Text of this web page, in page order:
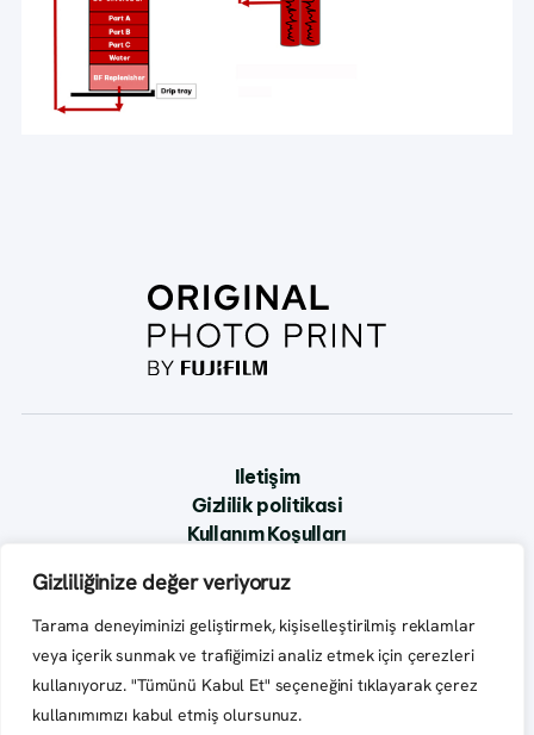
Gizliliğinize değer veriyoruz
Tarama deneyiminizi geliştirmek, kişiselleştirilmiş reklamlar
veya içerik sunmak ve trafiğimizi analiz etmek için çerezleri
kullanıyoruz. "Tümünü Kabul Et" seçeneğini tıklayarak çerez
kullanımımızı kabul etmiş olursunuz.
Iletişim
Gi̇zli̇li̇k poli̇ti̇kasi
Kullanım Koşulları